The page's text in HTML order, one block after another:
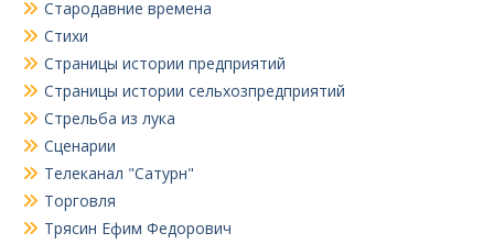
Стародавние времена
Стихи
Страницы истории предприятий
Страницы истории сельхозпредприятий
Стрельба из лука
Сценарии
Телеканал "Сатурн"
Торговля
Трясин Ефим Федорович